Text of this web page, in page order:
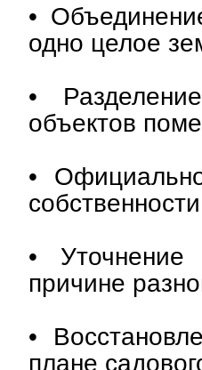
•
одно целое
•
объектов
•
•
причине
•
плане